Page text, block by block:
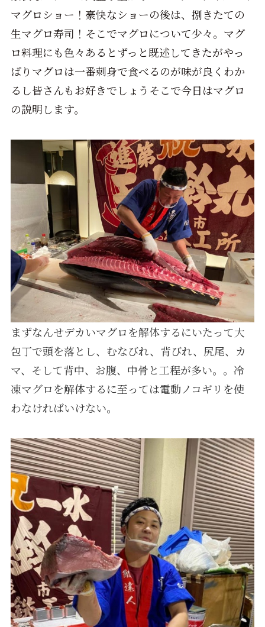
マグロショー！豪快なショーの後は、捌きたての
生マグロ寿司！そこでマグロについて少々。マグ
ロ料理にも色々あるとずっと既述してきたがやっ
ぱりマグロは一番刺身で食べるのが味が良くわか
るし皆さんもお好きでしょうそこで今日はマグロ
の説明します。
まずなんせデカいマグロを解体するにいたって大
包丁で頭を落とし、むなびれ、背びれ、尻尾、カ
マ、そして背中、お腹、中骨と工程が多い。。 冷
凍マグロを解体するに至っては電動ノコギリを使
わなければいけない。